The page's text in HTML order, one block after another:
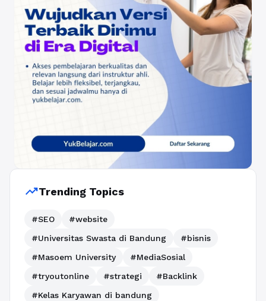
trending_upTrending Topics
#SEO
#website
#Universitas Swasta di Bandung
#bisnis
#Masoem University
#MediaSosial
#tryoutonline
#strategi
#Backlink
#Kelas Karyawan di bandung